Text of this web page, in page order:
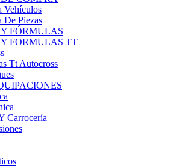
De Piezas
Y FÓRMULAS
FORMULAS TT
Tt Autocross
Carrocería
Piezas